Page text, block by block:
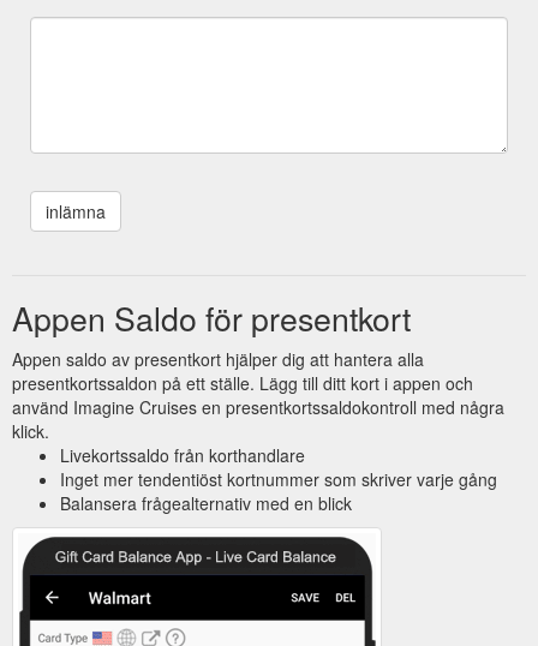
Appen Saldo för presentkort
Appen saldo av presentkort hjälper dig att hantera alla
presentkortssaldon på ett ställe. Lägg till ditt kort i appen och
använd Imagine Cruises en presentkortssaldokontroll med några
klick.
Livekortssaldo från korthandlare
Inget mer tendentiöst kortnummer som skriver varje gång
Balansera frågealternativ med en blick